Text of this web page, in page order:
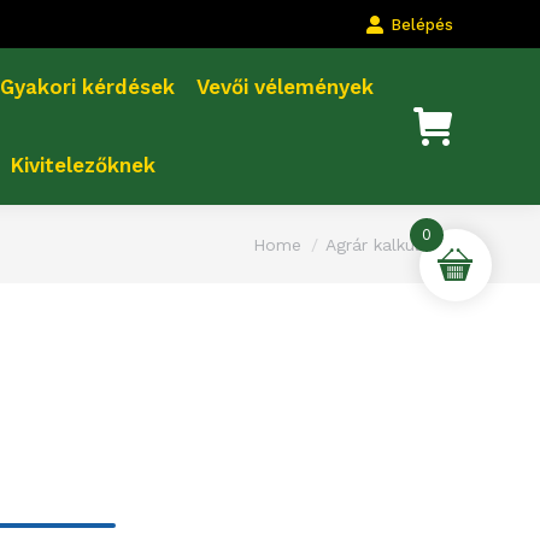
Belépés
Gyakori kérdések Vevői vélemények
Kivitelezőknek
You are here:
Home Agrár kalkulátor
0